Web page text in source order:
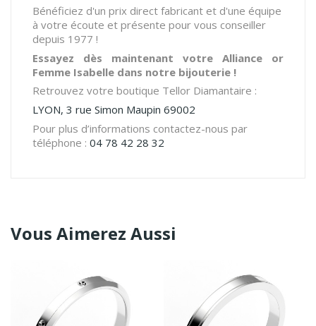
Bénéficiez d'un prix direct fabricant et d'une équipe
à votre écoute et présente pour vous conseiller
depuis 1977 !
Essayez dès maintenant votre Alliance or
Femme Isabelle dans notre bijouterie !
Retrouvez votre boutique Tellor Diamantaire :
LYON, 3 rue Simon Maupin 69002
Pour plus d’informations contactez-nous par
téléphone : 04 78 42 28 32
Vous Aimerez Aussi